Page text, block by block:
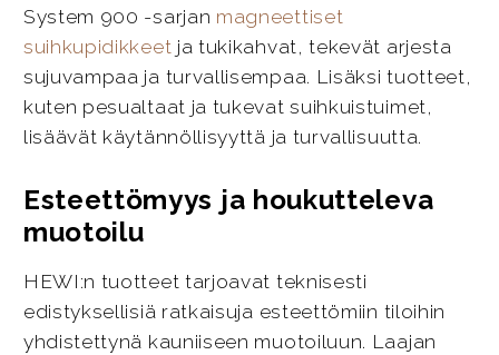
System 900 -sarjan magneettiset
suihkupidikkeet ja tukikahvat, tekevät arjesta
sujuvampaa ja turvallisempaa. Lisäksi tuotteet,
kuten pesualtaat ja tukevat suihkuistuimet,
lisäävät käytännöllisyyttä ja turvallisuutta.
Esteettömyys ja houkutteleva
muotoilu
HEWI:n tuotteet tarjoavat teknisesti
edistyksellisiä ratkaisuja esteettömiin tiloihin
yhdistettynä kauniiseen muotoiluun. Laajan